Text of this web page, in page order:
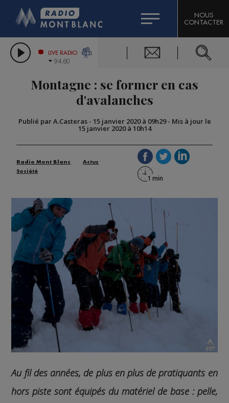
LES CHRONIQUES DE L'EXPERT
CITIZEN MACHINERY
GRAND MASSIF DOMAINES SKIABLES
BIGARD
COMPAGNIE DU MONT-BLANC
NOUS
CONTACTER
LIVE RADIO
94.60
Montagne : se former en cas
d'avalanches
Publié par A.Casteras- 15 janvier 2020 à 09h29- Mis à jour le
15 janvier 2020 à 10h14
Radio Mont Blanc
Actus
Société
Au fil des années, de plus en plus de pratiquants en
hors piste sont équipés du matériel de base : pelle,